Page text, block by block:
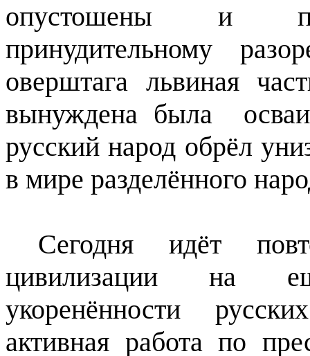
опустошены и
принудительному
оверштага львиная
вынуждена была
русский народ обрёл
в мире разделённого
Сегодня идёт
цивилизации на
укоренённости
активная работа по